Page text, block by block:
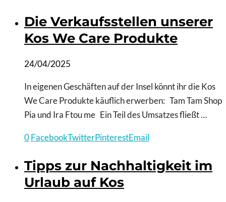
Die Verkaufsstellen unserer
Kos We Care Produkte
24/04/2025
In eigenen Geschäften auf der Insel könnt ihr die Kos
We Care Produkte käuflich erwerben: Tam Tam Shop
Pia und Ira Ftou me Ein Teil des Umsatzes fließt …
0FacebookTwitterPinterestEmail
Tipps zur Nachhaltigkeit im
Urlaub auf Kos